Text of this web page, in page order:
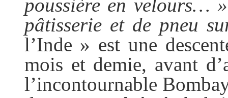
poussière en velours… »
pâtisserie et de pneu
l’Inde » est une
mois et demie, avant
l’incontournable